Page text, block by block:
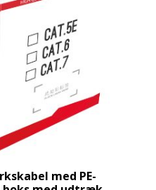
med PE-